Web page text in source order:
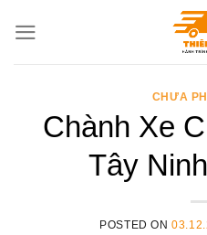
CHƯA
Chành Xe
Tây
POSTED ON